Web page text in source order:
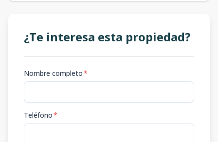
¿Te interesa esta propiedad?
Nombre completo*
Teléfono*